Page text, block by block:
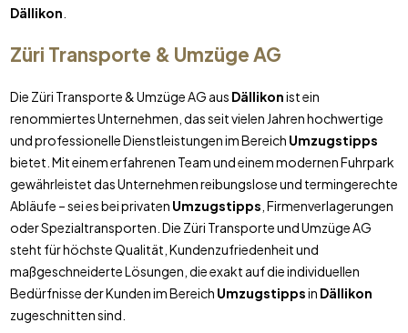
Dällikon
Züri Transporte & Umzüge AG
Die Züri Transporte & Umzüge AG aus Dällikonist ein
renommiertes Unternehmen, das seit vielen Jahren hochwertige
und professionelle Dienstleistungen im Bereich Umzugstipps
bietet. Mit einem erfahrenen Team und einem modernen Fuhrpark
gewährleistet das Unternehmen reibungslose und termingerechte
Abläufe – sei es bei privaten Umzugstipps , Firmenverlagerungen
oder Spezialtransporten. Die Züri Transporte und Umzüge AG
steht für höchste Qualität, Kundenzufriedenheit und
maßgeschneiderte Lösungen, die exakt auf die individuellen
Bedürfnisse der Kunden im Bereich Umzugstippsin Dällikon
zugeschnitten sind.